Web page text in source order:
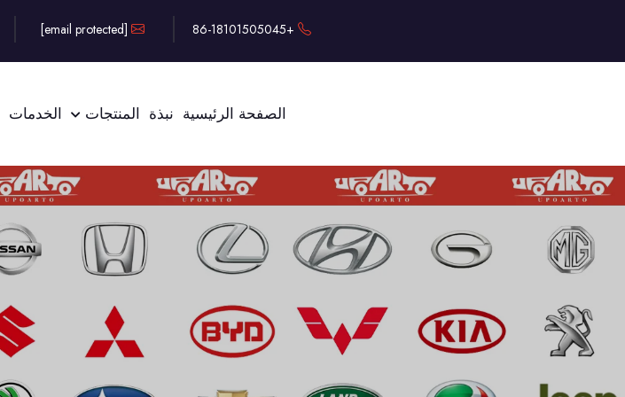
+86-18101505045
[email protected]
الصفحة الرئيسية نبذة المنتجات الخدمات